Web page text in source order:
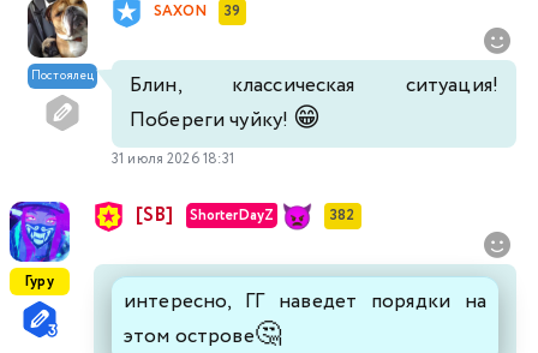
Постоялец
SAXON 39
Блин, классическая ситуация!
Побереги чуйку! 😁
31 июля 2026 18:31
Гуру
[SB] ShorterDayZ 382
интересно, ГГ наведет порядки на
этом острове🤔